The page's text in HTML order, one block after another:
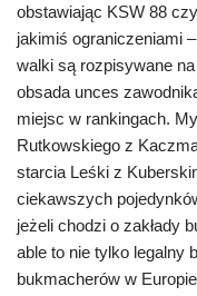
obstawiając KSW 88
jakimiś ograniczeniami
walki są rozpisywane
obsada unces
miejsc w rankingach.
Rutkowskiego z
starcia Leśki z
ciekawszych
jeżeli chodzi o zakłady
able to nie tylko legalny
bukmacherów w